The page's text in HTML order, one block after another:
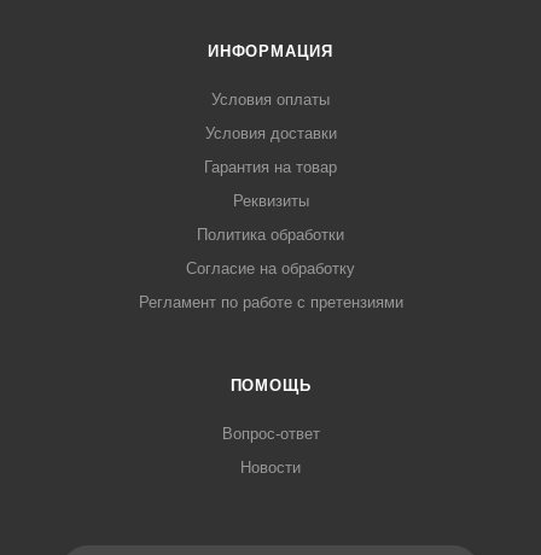
ИНФОРМАЦИЯ
Условия оплаты
Условия доставки
Гарантия на товар
Реквизиты
Политика обработки
Согласие на обработку
Регламент по работе с претензиями
ПОМОЩЬ
Вопрос-ответ
Новости